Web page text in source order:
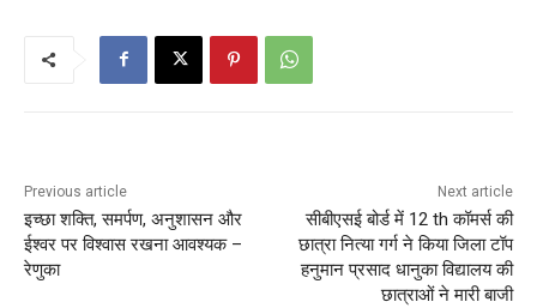
Previous article
इच्छा शक्ति, समर्पण, अनुशासन और
ईश्वर पर विश्वास रखना आवश्यक –
रेणुका
Next article
सीबीएसई बोर्ड में 12 th कॉमर्स की
छात्रा नित्या गर्ग ने किया जिला टॉप
हनुमान प्रसाद धानुका विद्यालय की
छात्राओं ने मारी बाजी